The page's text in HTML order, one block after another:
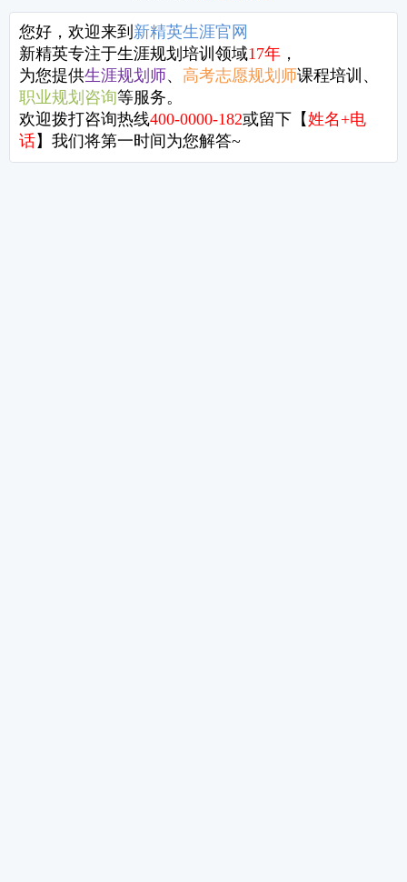
相关视频
6堂职场发展必修课【第五节】 职场人
职场人必修的6堂规划课——第三课
6堂职场发展必修课【第一节】